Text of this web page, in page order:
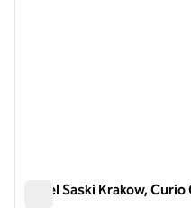
Hotel Saski Krakow,